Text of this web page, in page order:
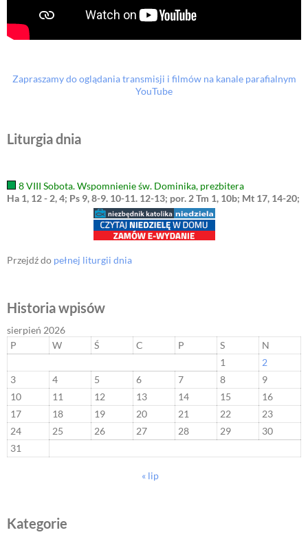
Zapraszamy do oglądania transmisji i filmów na kanale parafialnym
YouTube
Liturgia dnia
8 VIII Sobota. Wspomnienie św. Dominika, prezbitera
Ha 1, 12 - 2, 4; Ps 9, 8-9. 10-11. 12-13; por. 2 Tm 1, 10b; Mt 17, 14-20;
Przejdź do pełnej liturgii dnia
Historia wpisów
sierpień 2026
P
W Ś C P S
N
1
2
3
4 5 6 7 8
9
10
11 12 13 14 15
16
17
18 19 20 21 22
23
24
25 26 27 28 29
30
31
« lip
Kategorie